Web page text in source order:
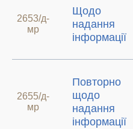
2653/д-
мр
Щодо
надання
інформації
2655/д-
мр
Повторно
щодо
надання
інформації